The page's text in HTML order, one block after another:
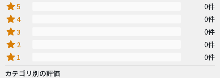
star5 0件
star4 0件
star3 0件
star 2 0件
star 1
0件
カテゴリ別の評価